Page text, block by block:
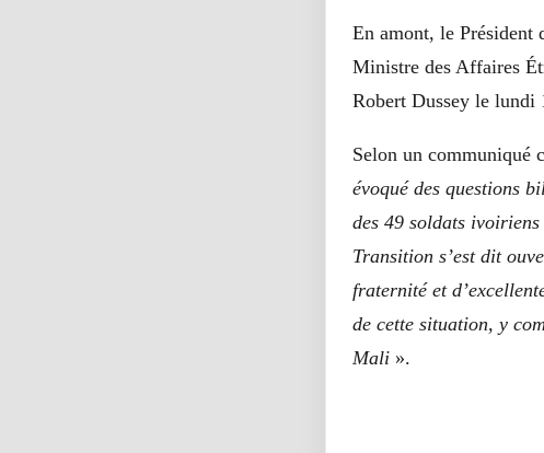
En amont, le
Ministre des Affaires
Robert Dussey le
Selon un communiqué
évoqué des questions
des 49 soldats
Transition s’est dit
fraternité et
de cette situation, y
Mali ».